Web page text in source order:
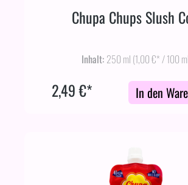
Chupa Chups Slush
Inhalt: 250 ml (1,00 €* / 100
2,49 €* In den